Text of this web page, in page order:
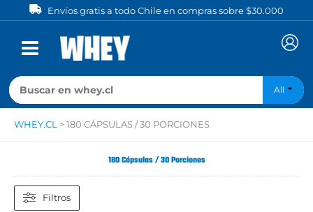
al
contenido
Envíos gratis a todo Chile en compras sobre $30.000
All
WHEY.CL > 180 CÁPSULAS / 30 PORCIONES
180 Cápsulas / 30 Porciones
Filtros